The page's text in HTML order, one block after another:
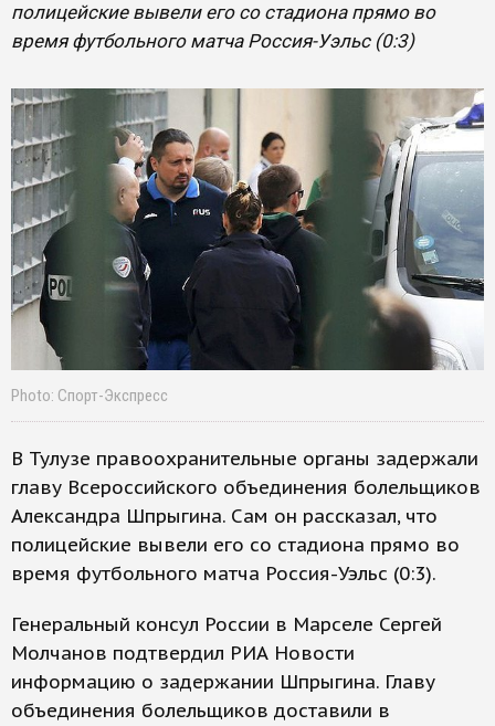
полицейские вывели его со стадиона прямо во
время футбольного матча Россия-Уэльс (0:3)
Photo: Спорт-Экспресс
В Тулузе правоохранительные органы задержали
главу Всероссийского объединения болельщиков
Александра Шпрыгина. Сам он рассказал, что
полицейские вывели его со стадиона прямо во
время футбольного матча Россия-Уэльс (0:3).
Генеральный консул России в Марселе Сергей
Молчанов подтвердил РИА Новости
информацию о задержании Шпрыгина. Главу
объединения болельщиков доставили в